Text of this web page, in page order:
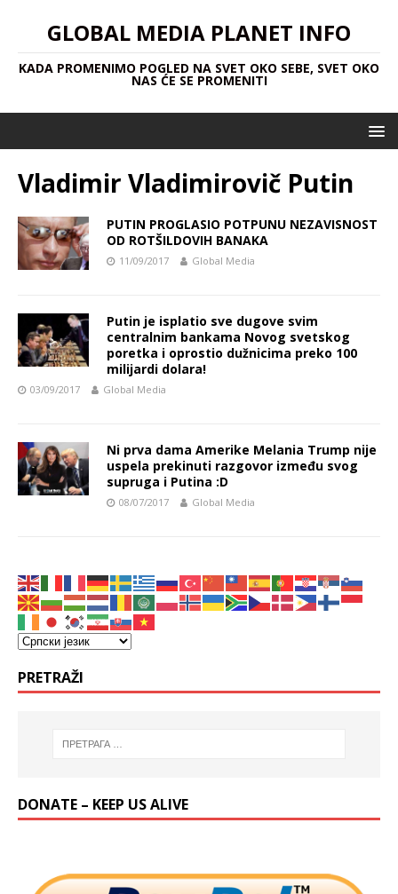
GLOBAL MEDIA PLANET INFO
KADA PROMENIMO POGLED NA SVET OKO SEBE, SVET OKO
NAS ĆE SE PROMENITI
Vladimir Vladimirovič Putin
PUTIN PROGLASIO POTPUNU NEZAVISNOST
OD ROTŠILDOVIH BANAKA
11/09/2017 Global Media
Putin je isplatio sve dugove svim
centralnim bankama Novog svetskog
poretka i oprostio dužnicima preko 100
milijardi dolara!
03/09/2017 Global Media
Ni prva dama Amerike Melania Trump nije
uspela prekinuti razgovor između svog
supruga i Putina :D
08/07/2017 Global Media
PRETRAŽI
DONATE – KEEP US ALIVE